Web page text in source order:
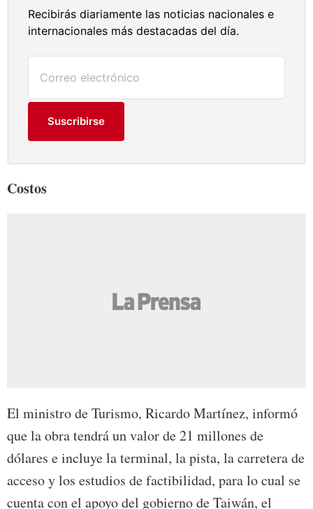
Recibirás diariamente las noticias nacionales e
internacionales más destacadas del día.
Suscribirse
Costos
El ministro de Turismo, Ricardo Martínez, informó
que la obra tendrá un valor de 21 millones de
dólares e incluye la terminal, la pista, la carretera de
acceso y los estudios de factibilidad, para lo cual se
cuenta con el apoyo del gobierno de Taiwán, el